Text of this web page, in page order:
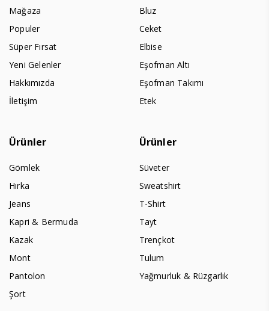
Mağaza
Populer
Süper Fırsat
Yeni Gelenler
Hakkımızda
İletişim
Bluz
Ceket
Elbise
Eşofman Altı
Eşofman Takımı
Etek
Ürünler
Gömlek
Hırka
Jeans
Kapri & Bermuda
Kazak
Mont
Pantolon
Şort
Ürünler
Süveter
Sweatshirt
T-Shirt
Tayt
Trençkot
Tulum
Yağmurluk & Rüzgarlık